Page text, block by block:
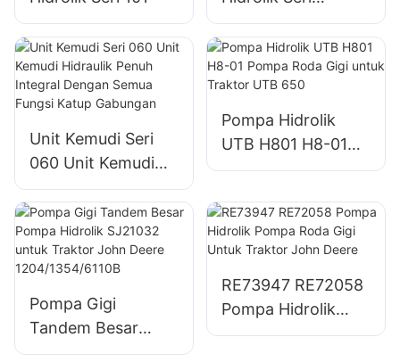
101S/OSPC
Unit Kemudi Seri
060 Unit Kemudi
Hidraulik Penuh
Integral Dengan
Semua Fungsi
Katup Gabungan
Pompa Hidrolik
UTB H801 H8-01
Pompa Roda Gigi
650
Pompa Gigi
Tandem Besar
Pompa Hidrolik
RE73947 RE72058
Pompa Hidrolik
Pompa Roda Gigi